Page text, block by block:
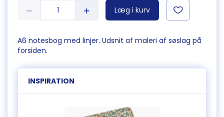
Læg i kurv
A6 notesbog med linjer. Udsnit af maleri af søslag på
forsiden.
INSPIRATION